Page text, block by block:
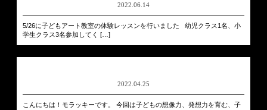
2022.06.14
5/26に子どもアート教室の体験レッスンを行いました 幼児クラス1名、小
学生クラス3名参加してく […]
2022.04.25
こんにちは！モラッキーです。 今回は子どもの想像力、発想力を育む、子